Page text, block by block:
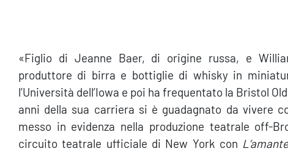
«Figlio di Jeanne Baer, di origine russa, e
produttore di birra e bottiglie di whisky in
l’Università dell’Iowa e poi ha frequentato la Bristol
anni della sua carriera si è guadagnato da vivere
messo in evidenza nella produzione teatrale off-
circuito teatrale ufficiale di New York con